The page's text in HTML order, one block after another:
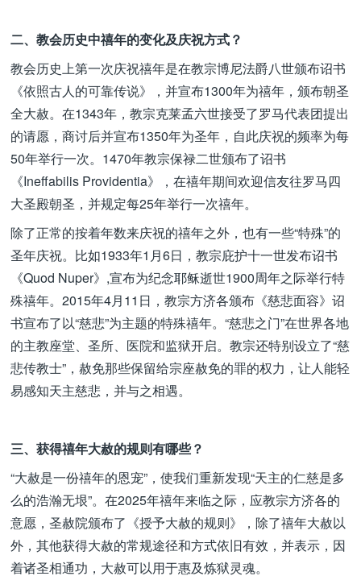
二、教会历史中禧年的变化及庆祝方式？
教会历史上第一次庆祝禧年是在教宗博尼法爵八世颁布诏书
《依照古人的可靠传说》，并宣布1300年为禧年，颁布朝圣
全大赦。在1343年，教宗克莱孟六世接受了罗马代表团提出
的请愿，商讨后并宣布1350年为圣年，自此庆祝的频率为每
50年举行一次。1470年教宗保禄二世颁布了诏书
《Ineffabilis Providentia》，在禧年期间欢迎信友往罗马四
大圣殿朝圣，并规定每25年举行一次禧年。
除了正常的按着年数来庆祝的禧年之外，也有一些“特殊”的
圣年庆祝。比如1933年1月6日，教宗庇护十一世发布诏书
《Quod Nuper》,宣布为纪念耶稣逝世1900周年之际举行特
殊禧年。2015年4月11日，教宗方济各颁布《慈悲面容》诏
书宣布了以“慈悲”为主题的特殊禧年。“慈悲之门”在世界各地
的主教座堂、圣所、医院和监狱开启。教宗还特别设立了“慈
悲传教士”，赦免那些保留给宗座赦免的罪的权力，让人能轻
易感知天主慈悲，并与之相遇。
三、获得禧年大赦的规则有哪些？
“大赦是一份禧年的恩宠”，使我们重新发现“天主的仁慈是多
么的浩瀚无垠”。在2025年禧年来临之际，应教宗方济各的
意愿，圣赦院颁布了《授予大赦的规则》，除了禧年大赦以
外，其他获得大赦的常规途径和方式依旧有效，并表示，因
着诸圣相通功，大赦可以用于惠及炼狱灵魂。